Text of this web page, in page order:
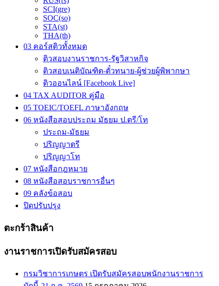
SCI(gre)
SOC(so)
STA(st)
THA(th)
03 คอร์สติวทั้งหมด
ติวสอบงานราชการ-รัฐวิสาหกิจ
ติวสอบเนติบัณฑิต-ตั๋วทนาย-ผู้ช่วยผู้พิพากษา
ติวออนไลน์ [Facebook Live]
04 TAX AUDITOR คู่มือ
05 TOEIC/TOEFL ภาษาอังกฤษ
06 หนังสือสอบประถม มัธยม ป.ตรี/โท
ประถม-มัธยม
ปริญญาตรี
ปริญญาโท
07 หนังสือกฎหมาย
08 หนังสือสอบราชการอื่นๆ
09 คลังข้อสอบ
ปิดปรับปรุง
ตะกร้าสินค้า
งานราชการเปิดรับสมัครสอบ
กรมวิชาการเกษตร เปิดรับสมัครสอบพนักงานราชการ